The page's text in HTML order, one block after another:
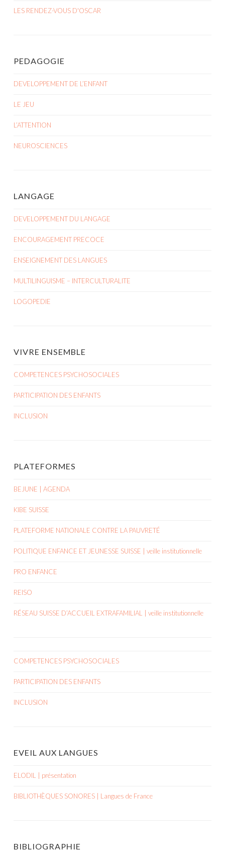
LES RENDEZ-VOUS D'OSCAR
PEDAGOGIE
DEVELOPPEMENT DE L’ENFANT
LE JEU
L’ATTENTION
NEUROSCIENCES
LANGAGE
DEVELOPPEMENT DU LANGAGE
ENCOURAGEMENT PRECOCE
ENSEIGNEMENT DES LANGUES
MULTILINGUISME – INTERCULTURALITE
LOGOPEDIE
VIVRE ENSEMBLE
COMPETENCES PSYCHOSOCIALES
PARTICIPATION DES ENFANTS
INCLUSION
PLATEFORMES
BEJUNE | AGENDA
KIBE SUISSE
PLATEFORME NATIONALE CONTRE LA PAUVRETÉ
POLITIQUE ENFANCE ET JEUNESSE SUISSE | veille institutionnelle
PRO ENFANCE
REISO
RÉSEAU SUISSE D’ACCUEIL EXTRAFAMILIAL | veille institutionnelle
COMPETENCES PSYCHOSOCIALES
PARTICIPATION DES ENFANTS
INCLUSION
EVEIL AUX LANGUES
ELODIL | présentation
BIBLIOTHÈQUES SONORES | Langues de France
BIBLIOGRAPHIE